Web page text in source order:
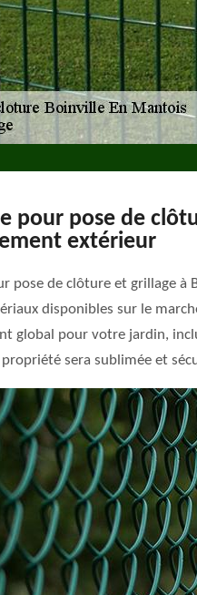
pour pose de
extérieur
pose de clôture et grillage
disponibles sur le
global pour votre jardin,
propriété sera sublimée et